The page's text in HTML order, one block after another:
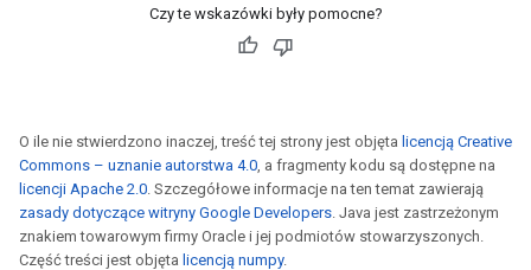
Czy te wskazówki były pomocne?
O ile nie stwierdzono inaczej, treść tej strony jest objęta licencją Creative
Commons – uznanie autorstwa 4.0, a fragmenty kodu są dostępne na
licencji Apache 2.0. Szczegółowe informacje na ten temat zawierają
zasady dotyczące witryny Google Developers. Java jest zastrzeżonym
znakiem towarowym firmy Oracle i jej podmiotów stowarzyszonych.
Część treści jest objęta licencją numpy.